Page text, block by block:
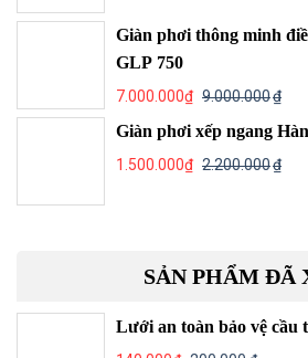
Giàn phơi thông minh
GLP 750
7.000.000₫ 9.000.000₫
Giàn phơi xếp ngang
1.500.000₫ 2.200.000₫
SẢN PHẨM ĐÃ
Lưới an toàn bảo vệ cầu